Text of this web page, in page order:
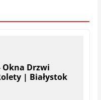
| Białystok